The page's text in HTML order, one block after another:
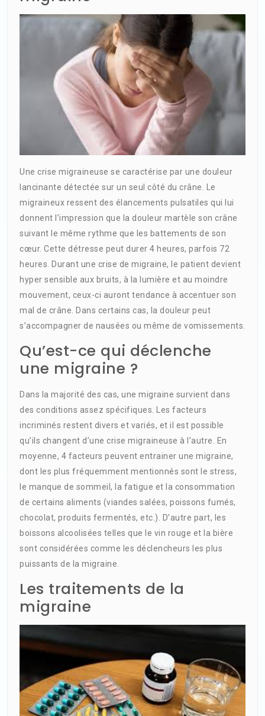
Une crise migraineuse se caractérise par une douleur
lancinante détectée sur un seul côté du crâne. Le
migraineux ressent des élancements pulsatiles qui lui
donnent l’impression que la douleur martèle son crâne
suivant le même rythme que les battements de son
cœur. Cette détresse peut durer 4 heures, parfois 72
heures. Durant une crise de migraine, le patient devient
hyper sensible aux bruits, à la lumière et au moindre
mouvement, ceux-ci auront tendance à accentuer son
mal de crâne. Dans certains cas, la douleur peut
s’accompagner de nausées ou même de vomissements.
Qu’est-ce qui déclenche
une migraine ?
Dans la majorité des cas, une migraine survient dans
des conditions assez spécifiques. Les facteurs
incriminés restent divers et variés, et il est possible
qu’ils changent d’une crise migraineuse à l’autre. En
moyenne, 4 facteurs peuvent entrainer une migraine,
dont les plus fréquemment mentionnés sont le stress,
le manque de sommeil, la fatigue et la consommation
de certains aliments (viandes salées, poissons fumés,
chocolat, produits fermentés, etc.). D’autre part, les
boissons alcoolisées telles que le vin rouge et la bière
sont considérées comme les déclencheurs les plus
puissants de la migraine.
Les traitements de la
migraine